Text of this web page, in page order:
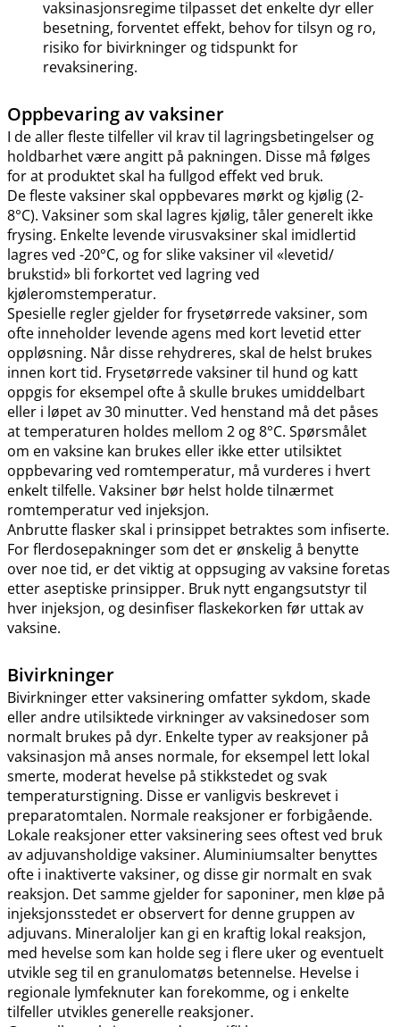
vaksinasjonsregime tilpasset det enkelte dyr eller
besetning, forventet effekt, behov for tilsyn og ro,
risiko for bivirkninger og tidspunkt for
revaksinering.
Oppbevaring av vaksiner
I de aller fleste tilfeller vil krav til lagringsbetingelser og
holdbarhet være angitt på pakningen. Disse må følges
for at produktet skal ha fullgod effekt ved bruk.
De fleste vaksiner skal oppbevares mørkt og kjølig (2-
8°C). Vaksiner som skal lagres kjølig, tåler generelt ikke
frysing. Enkelte levende virusvaksiner skal imidlertid
lagres ved -20°C, og for slike vaksiner vil «levetid​/​
brukstid» bli forkortet ved lagring ved
kjøleromstemperatur.
Spesielle regler gjelder for frysetørrede vaksiner, som
ofte inneholder levende agens med kort levetid etter
oppløsning. Når disse rehydreres, skal de helst brukes
innen kort tid. Frysetørrede vaksiner til hund og katt
oppgis for eksempel ofte å skulle brukes umiddelbart
eller i løpet av 30 minutter. Ved henstand må det påses
at temperaturen holdes mellom 2 og 8°C. Spørsmålet
om en vaksine kan brukes eller ikke etter utilsiktet
oppbevaring ved romtemperatur, må vurderes i hvert
enkelt tilfelle. Vaksiner bør helst holde tilnærmet
romtemperatur ved injeksjon.
Anbrutte flasker skal i prinsippet betraktes som infiserte.
For flerdosepakninger som det er ønskelig å benytte
over noe tid, er det viktig at oppsuging av vaksine foretas
etter aseptiske prinsipper. Bruk nytt engangsutstyr til
hver injeksjon, og desinfiser flaskekorken før uttak av
vaksine.
Bivirkninger
Bivirkninger etter vaksinering omfatter sykdom, skade
eller andre utilsiktede virkninger av vaksinedoser som
normalt brukes på dyr. Enkelte typer av reaksjoner på
vaksinasjon må anses normale, for eksempel lett lokal
smerte, moderat hevelse på stikkstedet og svak
temperaturstigning. Disse er vanligvis beskrevet i
preparatomtalen. Normale reaksjoner er forbigående.
Lokale reaksjoner etter vaksinering sees oftest ved bruk
av adjuvansholdige vaksiner. Aluminiumsalter benyttes
ofte i inaktiverte vaksiner, og disse gir normalt en svak
reaksjon. Det samme gjelder for saponiner, men kløe på
injeksjonsstedet er observert for denne gruppen av
adjuvans. Mineraloljer kan gi en kraftig lokal reaksjon,
med hevelse som kan holde seg i flere uker og eventuelt
utvikle seg til en granulomatøs betennelse. Hevelse i
regionale lymfeknuter kan forekomme, og i enkelte
tilfeller utvikles generelle reaksjoner.